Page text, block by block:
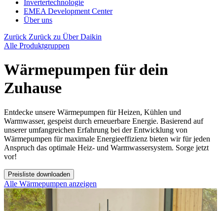
Invertertechnologie
EMEA Development Center
Über uns
Zurück Zurück zu Über Daikin
Alle Produktgruppen
Wärmepumpen für dein
Zuhause
Entdecke unsere Wärmepumpen für Heizen, Kühlen und
Warmwasser, gespeist durch erneuerbare Energie. Basierend auf
unserer umfangreichen Erfahrung bei der Entwicklung von
Wärmepumpen für maximale Energieeffizienz bieten wir für jeden
Anspruch das optimale Heiz- und Warmwassersystem. Sorge jetzt
vor!
Preisliste downloaden
Alle Wärmepumpen anzeigen